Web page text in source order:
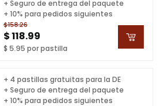
$158.26
$ 118.99
$ 5.95 por pastilla
+ Seguro de entrega del paquete
+ 10% para pedidos siguientes
+ 4 pastillas gratuitas para la DE
+ Seguro de entrega del paquete
+ 10% para pedidos siguientes